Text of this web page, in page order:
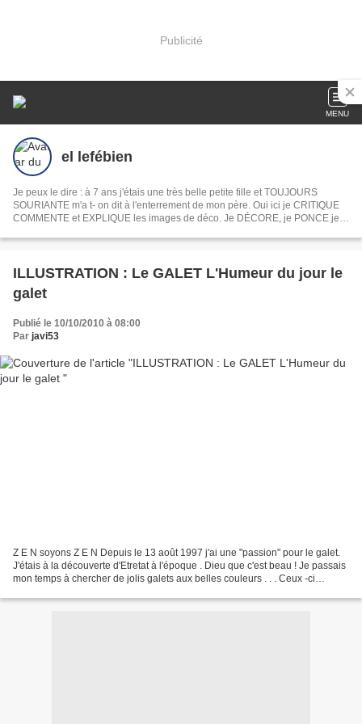
Publicité
MENU
el lefébien
Je peux le dire : à 7 ans j'étais une très belle petite fille et TOUJOURS
SOURIANTE m'a t- on dit à l'enterrement de mon père. Oui ici je CRITIQUE
COMMENTE et EXPLIQUE les images de déco. Je DÉCORE, je PONCE je
jour les films et les séries . En fait je PAPOTE comme devant un apéro. Ah
ILLUSTRATION : Le GALET L'Humeur du jour le
galet
Publié le 10/10/2010 à 08:00
Par javi53
Z E N soyons Z E N Depuis le 13 août 1997 j'ai une "passion" pour le galet.
J'étais à la découverte d'Etretat à l'époque . Dieu que c'est beau ! Je passais
mon temps à chercher de jolis galets aux belles couleurs . . . Ceux -ci